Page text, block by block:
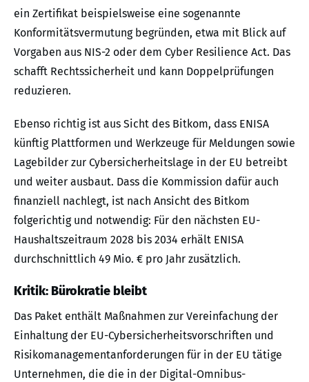
ein Zertifikat beispielsweise eine sogenannte
Konformitätsvermutung begründen, etwa mit Blick auf
Vorgaben aus NIS-2 oder dem Cyber Resilience Act. Das
schafft Rechtssicherheit und kann Doppelprüfungen
reduzieren.
Ebenso richtig ist aus Sicht des Bitkom, dass ENISA
künftig Plattformen und Werkzeuge für Meldungen sowie
Lagebilder zur Cybersicherheitslage in der EU betreibt
und weiter ausbaut. Dass die Kommission dafür auch
finanziell nachlegt, ist nach Ansicht des Bitkom
folgerichtig und notwendig: Für den nächsten EU-
Haushaltszeitraum 2028 bis 2034 erhält ENISA
durchschnittlich 49 Mio. € pro Jahr zusätzlich.
Kritik: Bürokratie bleibt
Das Paket enthält Maßnahmen zur Vereinfachung der
Einhaltung der EU-Cybersicherheitsvorschriften und
Risikomanagementanforderungen für in der EU tätige
Unternehmen, die die in der Digital-Omnibus-